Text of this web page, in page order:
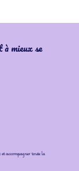
mieux se
accompagner toute la